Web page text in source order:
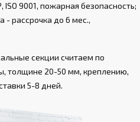
9001, пожарная безопасность;
рассрочка до 6 мес.,
секции считаем по
толщине 20-50 мм, креплению,
5-8 дней.